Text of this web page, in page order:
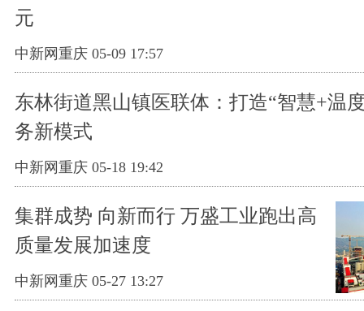
元
中新网重庆 05-09 17:57
东林街道黑山镇医联体：打造“智慧+温
务新模式
中新网重庆 05-18 19:42
集群成势 向新而行 万盛工业跑出高
质量发展加速度
中新网重庆 05-27 13:27